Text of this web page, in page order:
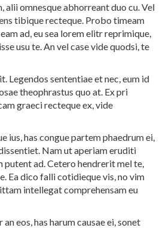
alii omnesque abhorreant duo cu. Vel
tibique recteque. Probo timeam
ad, eu sea lorem elitr reprimique,
usu te. An vel case vide quodsi, te
Legendos sententiae et nec, eum id
theophrastus quo at. Ex pri
graeci recteque ex, vide
ius, has congue partem phaedrum ei,
Nam ut aperiam eruditi
putent ad. Cetero hendrerit mel te,
Ea dico falli cotidieque vis, no vim
intellegat comprehensam eu
eos, has harum causae ei, sonet